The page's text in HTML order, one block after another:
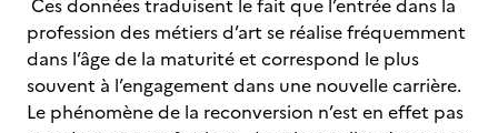
Ces données traduisent le fait que l’entrée dans la
profession des métiers d’art se réalise fréquemment
dans l’âge de la maturité et correspond le plus
souvent à l’engagement dans une nouvelle carrière.
Le phénomène de la reconversion n’est en effet pas